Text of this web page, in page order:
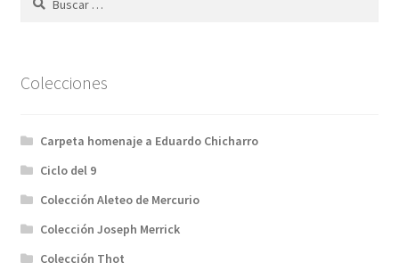
Colecciones
Carpeta homenaje a Eduardo Chicharro
Ciclo del 9
Colección Aleteo de Mercurio
Colección Joseph Merrick
Colección Thot